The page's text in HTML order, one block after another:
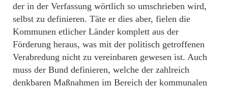
der in der Verfassung wörtlich so umschrieben wird,
selbst zu definieren. Täte er dies aber, fielen die
Kommunen etlicher Länder komplett aus der
Förderung heraus, was mit der politisch getroffenen
Verabredung nicht zu vereinbaren gewesen ist. Auch
muss der Bund definieren, welche der zahlreich
denkbaren Maßnahmen im Bereich der kommunalen